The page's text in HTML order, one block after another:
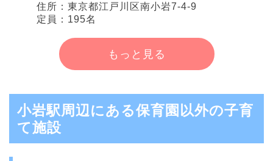
住所：東京都江戸川区南小岩7-4-9
定員：195名
もっと見る
小岩駅周辺にある保育園以外の子育
て施設